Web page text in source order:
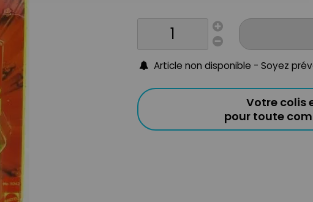
Article non disponible - Soyez
Votre colis
pour toute